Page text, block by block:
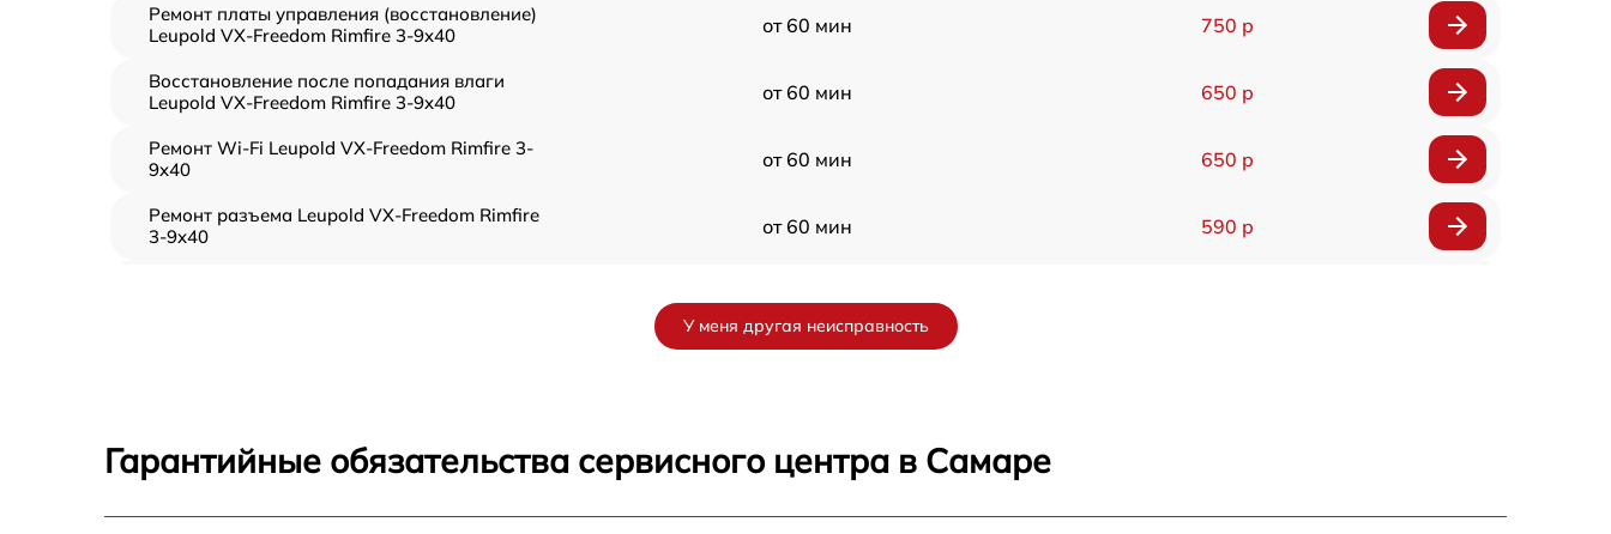
Ремонт платы управления (восстановление)
Leupold VX-Freedom Rimfire 3-9x40
от 60 мин 750 р
Восстановление после попадания влаги
Leupold VX-Freedom Rimfire 3-9x40
от 60 мин 650 р
Ремонт Wi-Fi Leupold VX-Freedom Rimfire 3-
9x40
от 60 мин 650 р
Ремонт разъема Leupold VX-Freedom Rimfire
3-9x40
от 60 мин 590 р
У меня другая неисправность
Гарантийные обязательства сервисного центра в Самаре